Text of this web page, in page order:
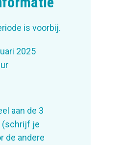
is voorbij.
2025
aan de 3
(schrijf je
de andere